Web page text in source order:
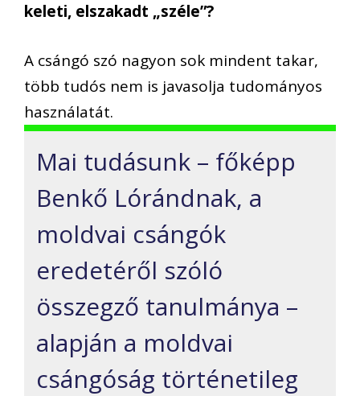
keleti, elszakadt „széle”?
A csángó szó nagyon sok mindent takar,
több tudós nem is javasolja tudományos
használatát.
Mai tudásunk – főképp
Benkő Lórándnak, a
moldvai csángók
eredetéről szóló
összegző tanulmánya –
alapján a moldvai
csángóság történetileg